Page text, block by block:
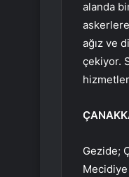
alanda
ağız ve
çekiyor.
Gezide;
Mecidiye